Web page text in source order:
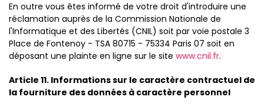
En outre vous êtes informé de votre droit d'introduire une
réclamation auprès de la Commission Nationale de
l'Informatique et des Libertés (CNIL) soit par voie postale 3
Place de Fontenoy - TSA 80715 - 75334 Paris 07 soit en
déposant une plainte en ligne sur le site www.cnil.fr.
Article 11. Informations sur le caractère contractuel de
la fourniture des données à caractère personnel